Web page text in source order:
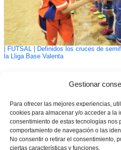
Gestionar
Para ofrecer las mejores experiencias,
cookies para almacenar y/o acceder a la
consentimiento de estas tecnologías nos
comportamiento de navegación o las
No consentir o retirar el consentimiento,
ciertas características y funciones.
| FUTSAL | Definidos los cruces de
la Lliga Base Valenta